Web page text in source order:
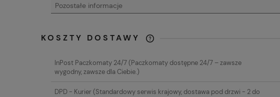
Pozostałe informacje
KOSZTY DOSTAWY
CENA NIE ZAWIERA
InPost Paczkomaty 24/7(Paczkomaty dostępne 24/7 – zawsze
wygodny, zawsze dla Ciebie.)
DPD - Kurier(Standardowy serwis krajowy, dostawa pod drzwi - 2 do